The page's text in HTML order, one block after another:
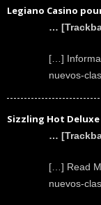
Legiano Casino
…
[…]
nuevos-
Sizzling Hot Deluxe
…
[…] Read
nuevos-